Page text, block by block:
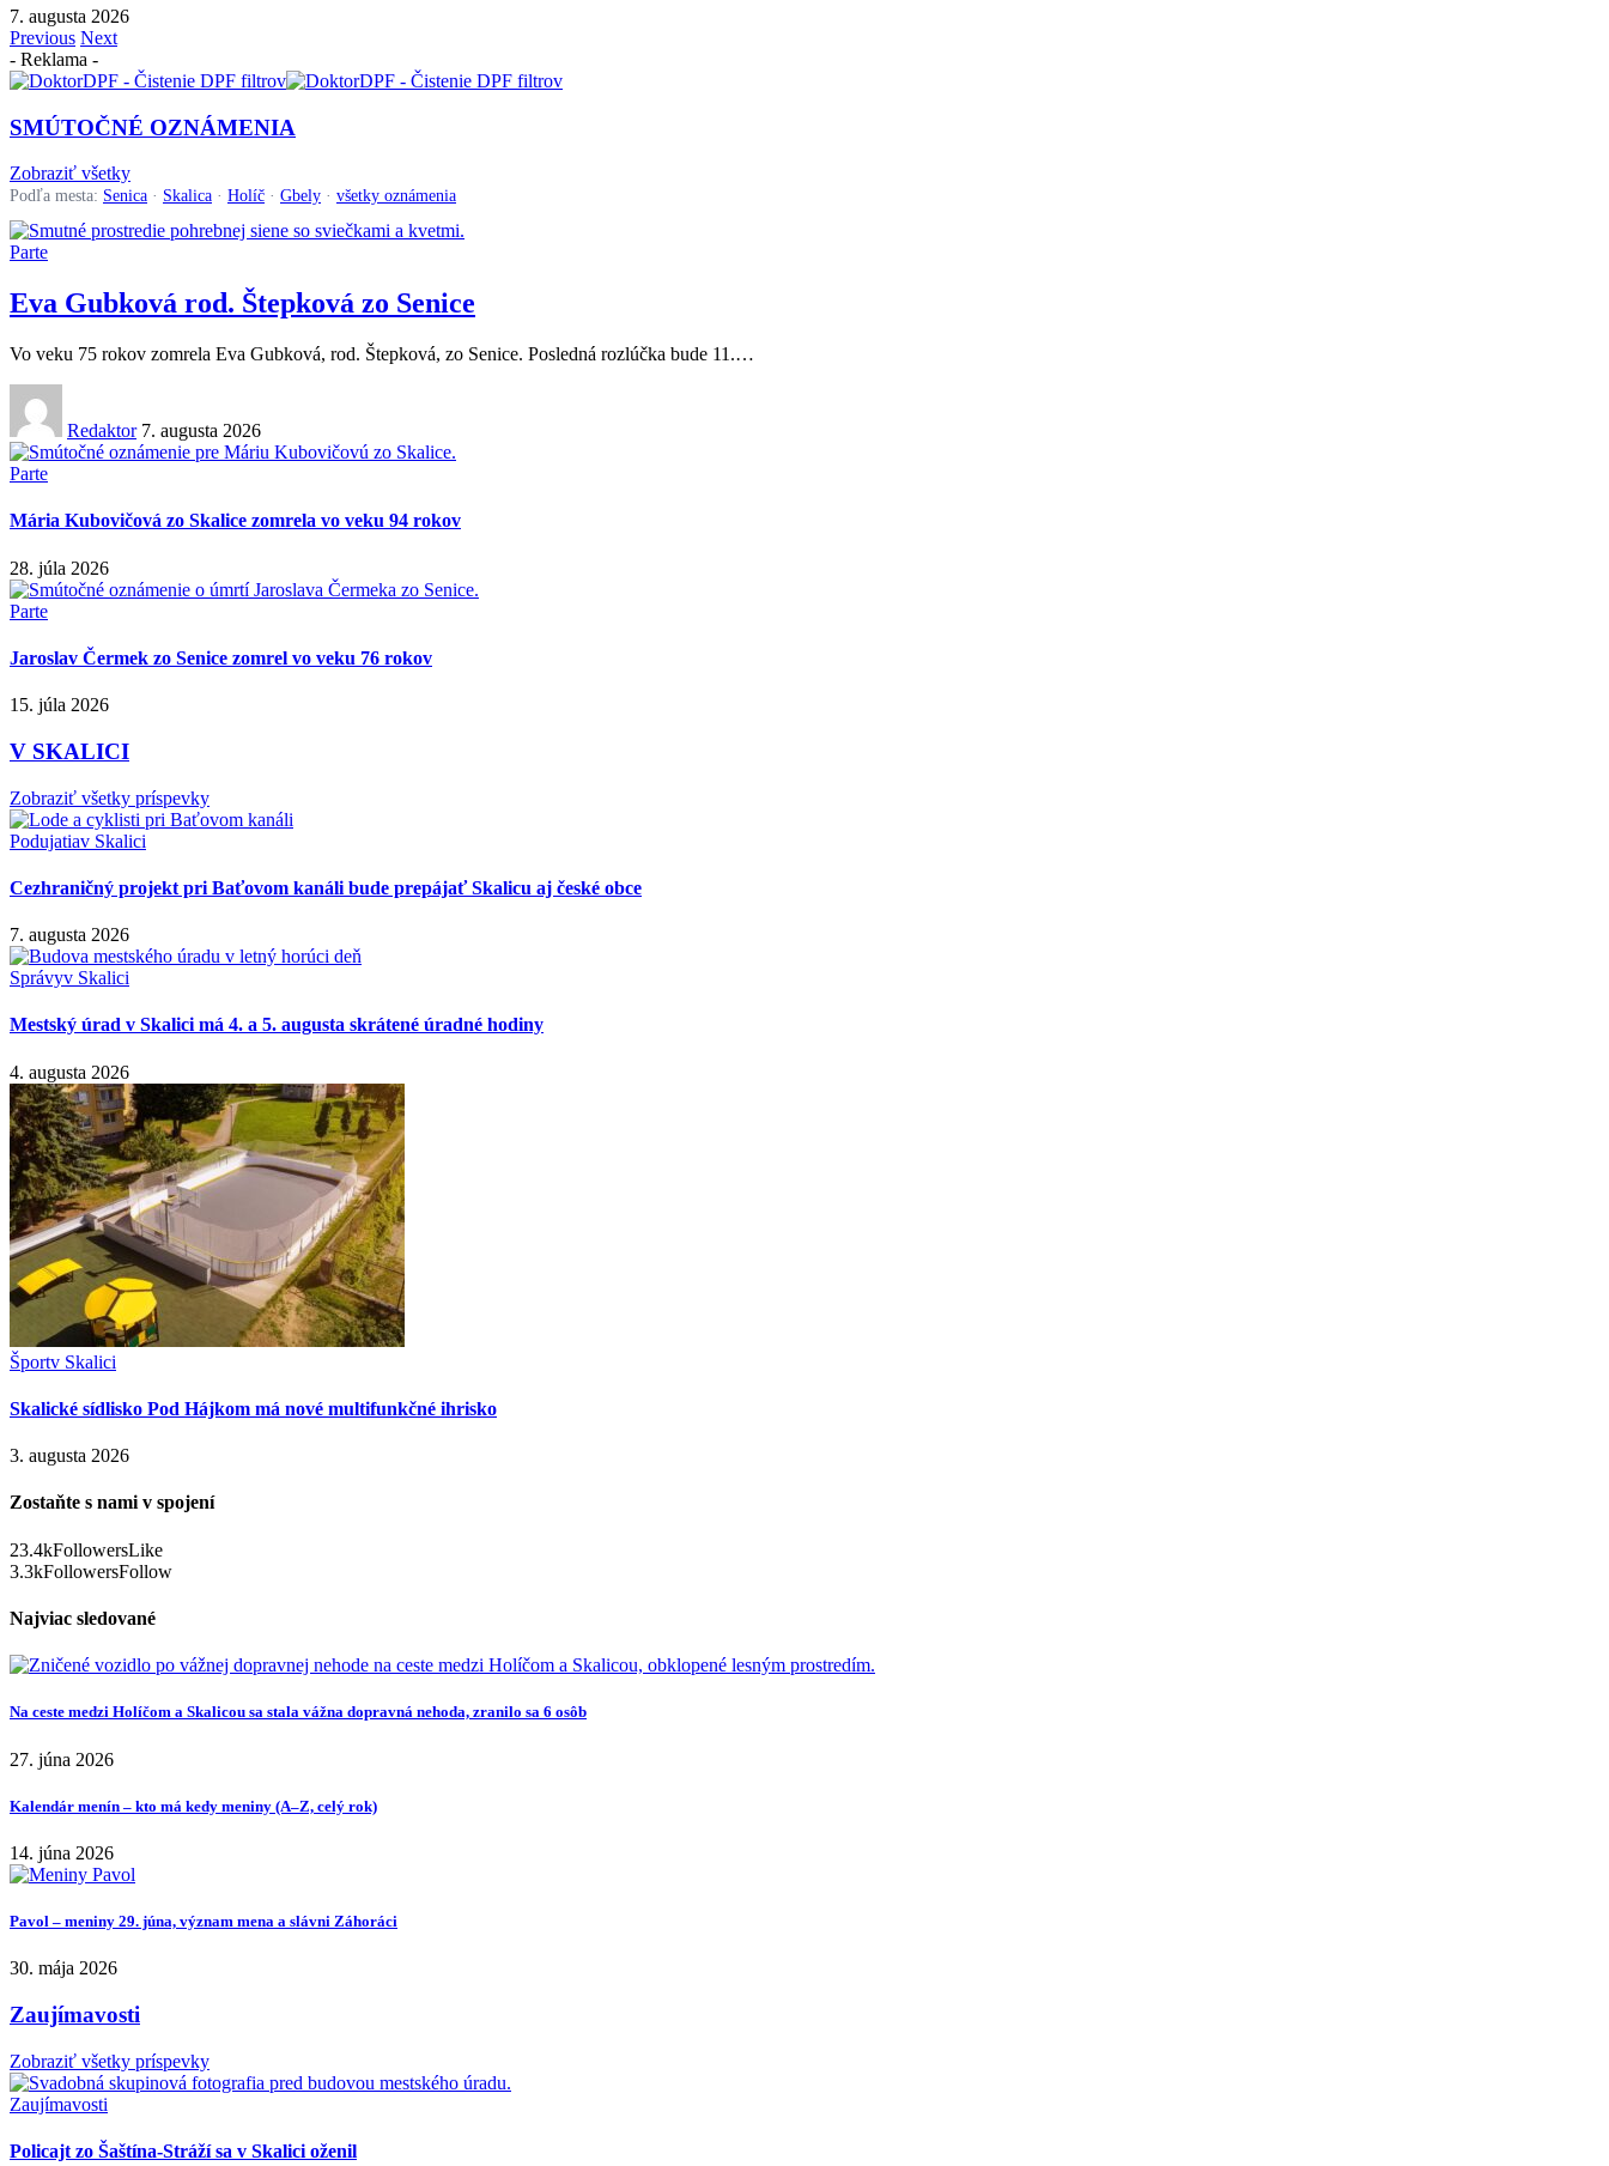
7. augusta 2026
Previous Next
- Reklama -
SMÚTOČNÉ OZNÁMENIA
Zobraziť všetky
Podľa mesta: Senica · Skalica · Holíč · Gbely · všetky oznámenia
Parte
Eva Gubková rod. Štepková zo Senice
Vo veku 75 rokov zomrela Eva Gubková, rod. Štepková, zo Senice. Posledná rozlúčka bude 11.…
Redaktor 7. augusta 2026
Parte
Mária Kubovičová zo Skalice zomrela vo veku 94 rokov
28. júla 2026
Parte
Jaroslav Čermek zo Senice zomrel vo veku 76 rokov
15. júla 2026
V SKALICI
Zobraziť všetky príspevky
Podujatiav Skalici
Cezhraničný projekt pri Baťovom kanáli bude prepájať Skalicu aj české obce
7. augusta 2026
Správyv Skalici
Mestský úrad v Skalici má 4. a 5. augusta skrátené úradné hodiny
4. augusta 2026
Športv Skalici
Skalické sídlisko Pod Hájkom má nové multifunkčné ihrisko
3. augusta 2026
Zostaňte s nami v spojení
23.4kFollowersLike
3.3kFollowersFollow
Najviac sledované
Na ceste medzi Holíčom a Skalicou sa stala vážna dopravná nehoda, zranilo sa 6 osôb
27. júna 2026
Kalendár menín – kto má kedy meniny (A–Z, celý rok)
14. júna 2026
Pavol – meniny 29. júna, význam mena a slávni Záhoráci
30. mája 2026
Zaujímavosti
Zobraziť všetky príspevky
Zaujímavosti
Policajt zo Šaštína-Stráží sa v Skalici oženil